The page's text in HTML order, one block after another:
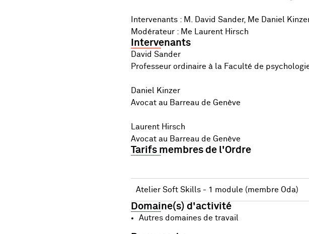
Intervenants : M. David Sander, Me Daniel
Modérateur : Me Laurent Hirsch
Intervenants
David Sander
Professeur ordinaire à la Faculté de
Daniel Kinzer
Avocat au Barreau de Genève
Laurent Hirsch
Avocat au Barreau de Genève
Tarifs membres de l'Ordre
Atelier Soft Skills - 1 module (membre Oda)
Domaine(s) d'activité
Autres domaines de travail